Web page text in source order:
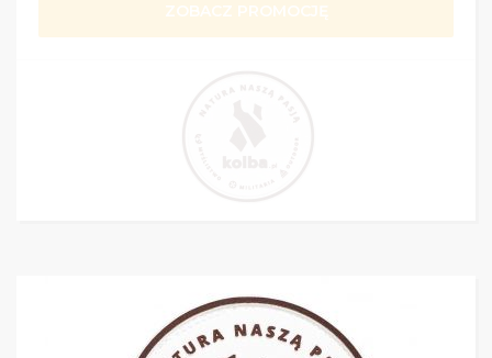
ZOBACZ PROMOCJĘ